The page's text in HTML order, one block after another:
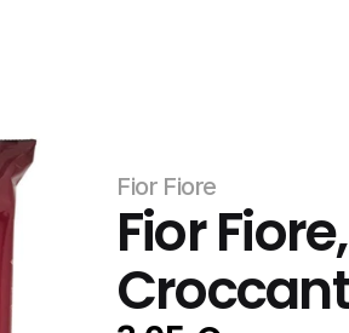
Fior Fiore
Fior